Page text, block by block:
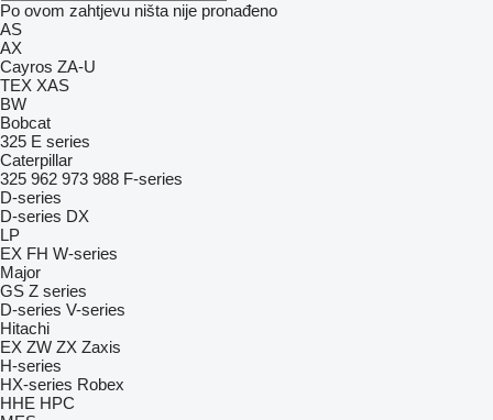
Po ovom zahtjevu ništa nije pronađeno
AS
AX
Cayros ZA-U
TEX XAS
BW
Bobcat
325 E series
Caterpillar
325 962 973 988 F-series
D-series
D-series DX
LP
EX FH W-series
Major
GS Z series
D-series V-series
Hitachi
EX ZW ZX Zaxis
H-series
HX-series Robex
HHE HPC